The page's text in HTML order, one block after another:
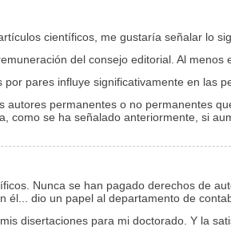
científicos, me gustaría señalar lo
del consejo editorial. Al menos
pares influye significativamente en las
permanentes o no permanentes
como se ha señalado anteriormente, si
Nunca se han pagado derechos de
dio un papel al departamento de
disertaciones para mi doctorado. Y la